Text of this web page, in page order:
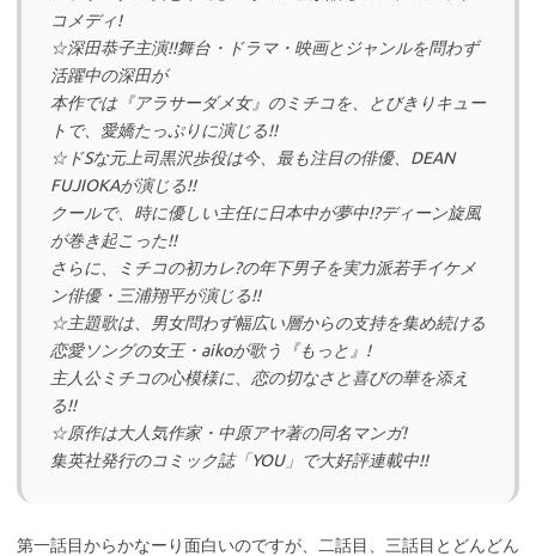
コメディ!
☆深田恭子主演!!舞台・ドラマ・映画とジャンルを問わず
活躍中の深田が
本作では『アラサーダメ女』のミチコを、とびきりキュー
トで、愛嬌たっぷりに演じる!!
☆ドSな元上司黒沢歩役は今、最も注目の俳優、DEAN
FUJIOKAが演じる!!
クールで、時に優しい主任に日本中が夢中!?ディーン旋風
が巻き起こった!!
さらに、ミチコの初カレ?の年下男子を実力派若手イケメ
ン俳優・三浦翔平が演じる!!
☆主題歌は、男女問わず幅広い層からの支持を集め続ける
恋愛ソングの女王・aikoが歌う『もっと』!
主人公ミチコの心模様に、恋の切なさと喜びの華を添え
る!!
☆原作は大人気作家・中原アヤ著の同名マンガ!
集英社発行のコミック誌「YOU」で大好評連載中!!
第一話目からかなーり面白いのですが、二話目、三話目とどんどん